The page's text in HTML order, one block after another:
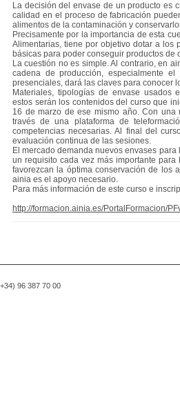
La decisión del envase de un producto es
calidad en el proceso de fabricación
alimentos de la contaminación y
Precisamente por la importancia de esta
Alimentarias, tiene por objetivo dotar a los
básicas para poder conseguir productos
La cuestión no es simple. Al contrario, en
cadena de producción, especialmente
presenciales, dará las claves para conocer
Materiales, tipologías de envase usados
estos serán los contenidos del curso que
16 de marzo de ese mismo año. Con
través de una plataforma de
competencias necesarias. Al final del
evaluación continua de las sesiones.
El mercado demanda nuevos envases
un requisito cada vez más importante
favorezcan la óptima conservación de los
ainia es el apoyo necesario.
Para más información de este curso e
http://formacion.ainia.es/PortalFormacion/
96 387 70 00